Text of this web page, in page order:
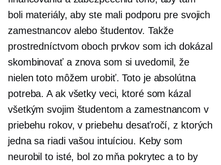
boli materiály, aby ste mali podporu pre svojich
zamestnancov alebo študentov. Takže
prostredníctvom oboch prvkov som ich dokázal
skombinovať a znova som si uvedomil, že
nielen toto môžem urobiť. Toto je absolútna
potreba. A ak všetky veci, ktoré som kázal
všetkým svojim študentom a zamestnancom v
priebehu rokov, v priebehu desaťročí, z ktorých
jedna sa riadi vašou intuíciou. Keby som
neurobil to isté, bol zo mňa pokrytec a to by